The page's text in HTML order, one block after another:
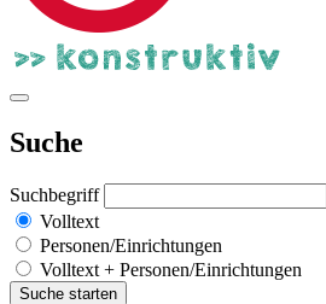
Suche
Suchbegriff
Volltext
Personen/Einrichtungen
Volltext + Personen/Einrichtungen